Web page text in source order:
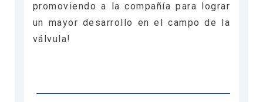
promoviendo a la compañía para lograr
un mayor desarrollo en el campo de la
válvula!